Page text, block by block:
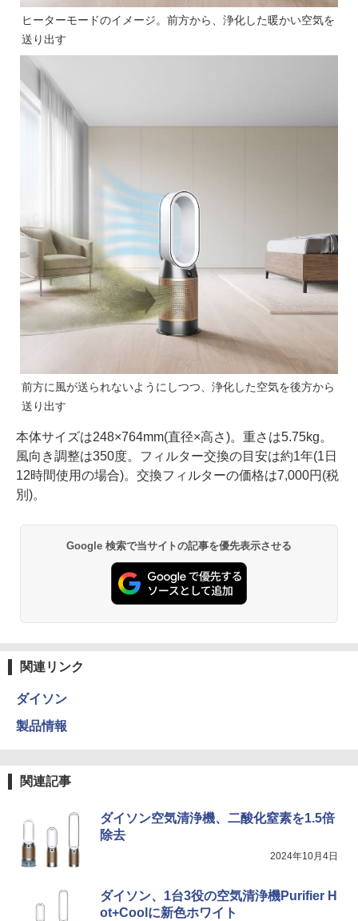
ヒーターモードのイメージ。前方から、浄化した暖かい空気を
送り出す
前方に風が送られないようにしつつ、浄化した空気を後方から
送り出す
本体サイズは248×764mm(直径×高さ)。重さは5.75kg。
風向き調整は350度。フィルター交換の目安は約1年(1日
12時間使用の場合)。交換フィルターの価格は7,000円(税
別)。
Google 検索で当サイトの記事を優先表示させる
関連リンク
ダイソン
製品情報
関連記事
ダイソン空気清浄機、二酸化窒素を1.5倍
除去
2024年10月4日
ダイソン、1台3役の空気清浄機Purifier H
ot+Coolに新色ホワイト